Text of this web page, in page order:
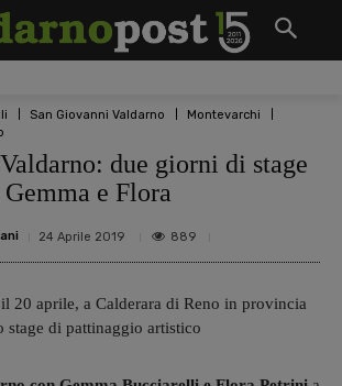
San Giovanni Valdarno
Montevarchi
due giorni di stage
e Flora
24 Aprile 2019 889
20 aprile, a Calderara di Reno in provincia
stage di pattinaggio artistico